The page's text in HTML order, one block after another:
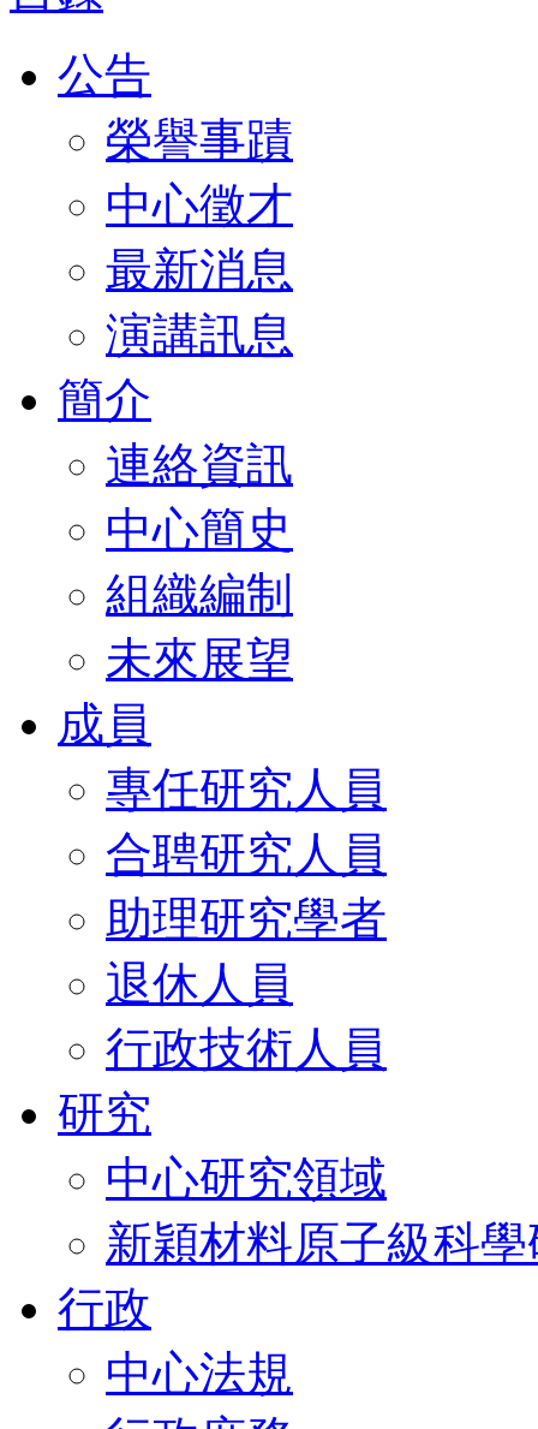
公告
榮譽事蹟
中心徵才
最新消息
演講訊息
簡介
連絡資訊
中心簡史
組織編制
未來展望
成員
專任研究人員
合聘研究人員
助理研究學者
退休人員
行政技術人員
研究
中心研究領域
新穎材料原子級科
行政
中心法規